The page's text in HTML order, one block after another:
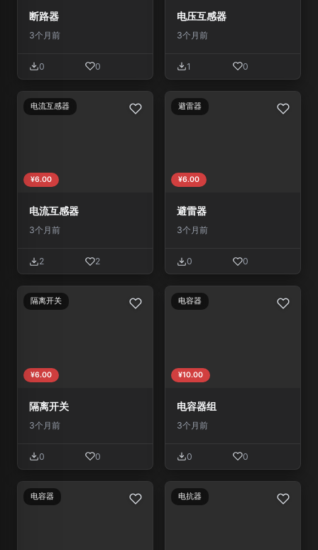
断路器
3个月前
0 0
电压互感器
3个月前
1 0
电流互感器
¥6.00
电流互感器
3个月前
2 2
避雷器
¥6.00
避雷器
3个月前
0 0
隔离开关
¥6.00
隔离开关
3个月前
0 0
电容器
¥10.00
电容器组
3个月前
0 0
电容器 电抗器